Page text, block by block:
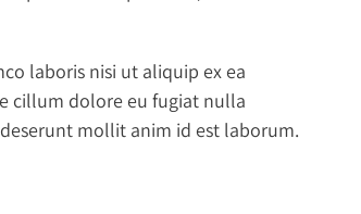
laboris nisi ut aliquip ex ea
cillum dolore eu fugiat nulla
mollit anim id est laborum.